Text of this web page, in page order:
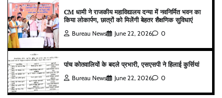
CM धामी ने राजकीय महाविद्यालय दन्या में नवनिर्मित भवन का
किया लोकार्पण, छात्रों को मिलेंगी बेहतर शैक्षणिक सुविधाएं
Bureau News June 22, 2026 0
पांच कोतवालियों के बदले प्रभारी, एसएसपी ने हिलाई कुर्सियां
Bureau News June 22, 2026 0